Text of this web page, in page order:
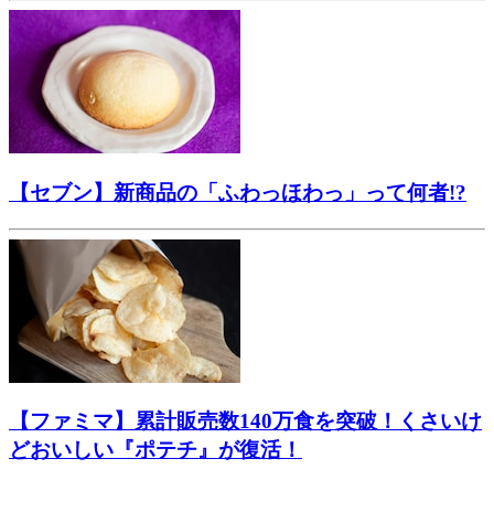
【セブン】新商品の「ふわっほわっ」って何者!?
【ファミマ】累計販売数140万食を突破！くさいけ
どおいしい『ポテチ』が復活！